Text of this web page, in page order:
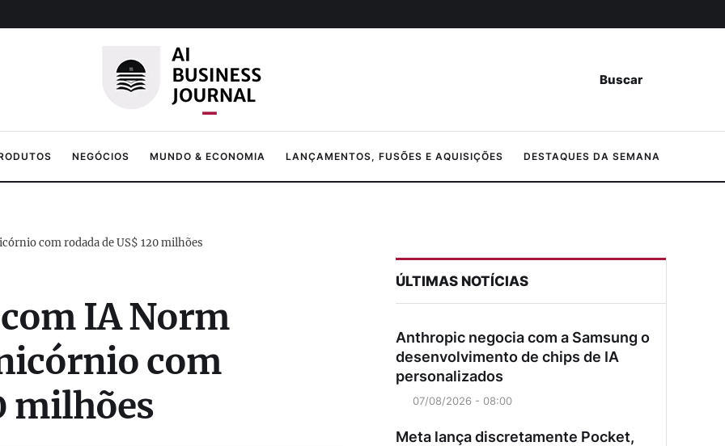
Buscar
NEGÓCIOS MUNDO & ECONOMIA LANÇAMENTOS, FUSÕES E AQUISIÇÕES DESTAQUES DA SEMANA
com rodada de US$ 120 milhões
IA Norm
com
milhões
ÚLTIMAS NOTÍCIAS
Anthropic negocia com a Samsung o
desenvolvimento de chips de IA
personalizados
07/08/2026 - 08:00
Meta lança discretamente Pocket,